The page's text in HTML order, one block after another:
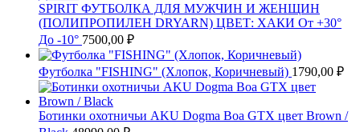
SPIRIT ФУТБОЛКА ДЛЯ МУЖЧИН И ЖЕНЩИН
(ПОЛИПРОПИЛЕН DRYARN) ЦВЕТ: ХАКИ От +30°
До -10° 7500,00 ₽
Футболка "FISHING" (Хлопок, Коричневый) 1790,00 ₽
Ботинки охотничьи AKU Dogma Boa GTX цвет Brown /